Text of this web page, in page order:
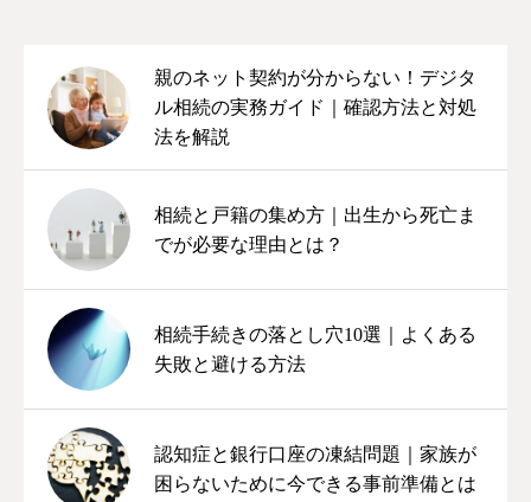
親のネット契約が分からない！デジタ
ル相続の実務ガイド｜確認方法と対処
法を解説
相続と戸籍の集め方｜出生から死亡ま
でが必要な理由とは？
相続手続きの落とし穴10選｜よくある
失敗と避ける方法
認知症と銀行口座の凍結問題｜家族が
困らないために今できる事前準備とは